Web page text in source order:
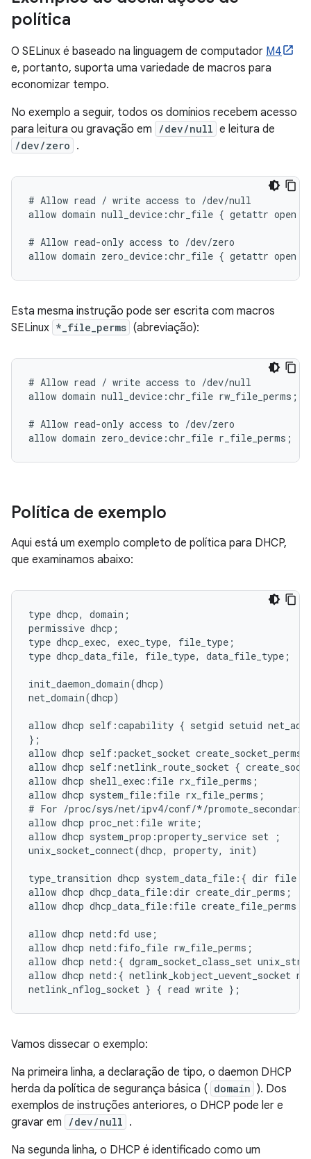
política
O SELinux é baseado na linguagem de computador M4
e, portanto, suporta uma variedade de macros para
economizar tempo.
No exemplo a seguir, todos os domínios recebem acesso
para leitura ou gravação em
/dev/null e leitura de
/dev/zero .
# Allow read / write access to /dev/null
allow domain null_device:chr_file { getattr open
# Allow read-only access to /dev/zero
Esta mesma instrução pode ser escrita com macros
SELinux *_file_perms (abreviação):
# Allow read / write access to /dev/null
allow domain null_device:chr_file rw_file_perms;
# Allow read-only access to /dev/zero
Política de exemplo
Aqui está um exemplo completo de política para DHCP,
que examinamos abaixo:
type dhcp, domain;
permissive dhcp;
type dhcp_exec, exec_type, file_type;
type dhcp_data_file, file_type, data_file_type;
init_daemon_domain(dhcp)
net_domain(dhcp)
allow dhcp self:capability { setgid setuid
};
allow dhcp self:packet_socket create_socket_perms;
allow dhcp self:netlink_route_socket {
allow dhcp shell_exec:file rx_file_perms;
allow dhcp system_file:file rx_file_perms;
# For /proc/sys/net/ipv4/conf/*/
allow dhcp proc_net:file write;
allow dhcp system_prop:property_service set ;
unix_socket_connect(dhcp, property, init)
type_transition dhcp system_data_file:{ dir file }
allow dhcp dhcp_data_file:dir create_dir_perms;
allow dhcp dhcp_data_file:file create_file_perms;
allow dhcp netd:fd use;
allow dhcp netd:fifo_file rw_file_perms;
allow dhcp netd:{ dgram_socket_class_set
allow dhcp netd:{ netlink_kobject_uevent_socket
Vamos dissecar o exemplo:
Na primeira linha, a declaração de tipo, o daemon DHCP
herda da política de segurança básica ( domain ). Dos
exemplos de instruções anteriores, o DHCP pode ler e
gravar em
/dev/null .
Na segunda linha, o DHCP é identificado como um